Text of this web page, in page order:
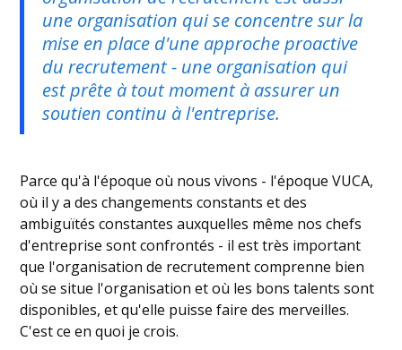
une organisation qui se concentre sur la
mise en place d'une approche proactive
du recrutement - une organisation qui
est prête à tout moment à assurer un
soutien continu à l'entreprise.
Parce qu'à l'époque où nous vivons - l'époque VUCA,
où il y a des changements constants et des
ambiguïtés constantes auxquelles même nos chefs
d'entreprise sont confrontés - il est très important
que l'organisation de recrutement comprenne bien
où se situe l'organisation et où les bons talents sont
disponibles, et qu'elle puisse faire des merveilles.
C'est ce en quoi je crois.